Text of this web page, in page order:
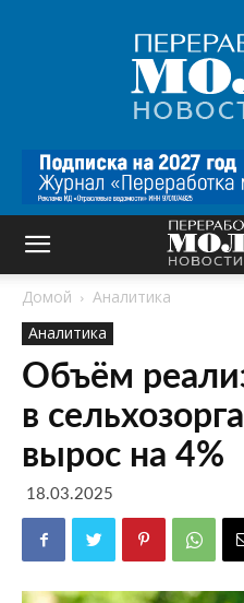
Домой
Аналитика
Аналитика
Объём
в
вырос на 4%
18.03.2025